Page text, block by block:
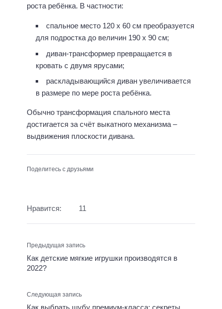
роста ребёнка. В частности:
спальное место 120 х 60 см преобразуется
для подростка до величин 190 х 90 см;
диван-трансформер превращается в
кровать с двумя ярусами;
раскладывающийся диван увеличивается
в размере по мере роста ребёнка.
Обычно трансформация спального места
достигается за счёт выкатного механизма –
выдвижения плоскости дивана.
Поделитесь с друзьями
Нравится: 11
Предыдущая запись
Как детские мягкие игрушки производятся в
2022?
Следующая запись